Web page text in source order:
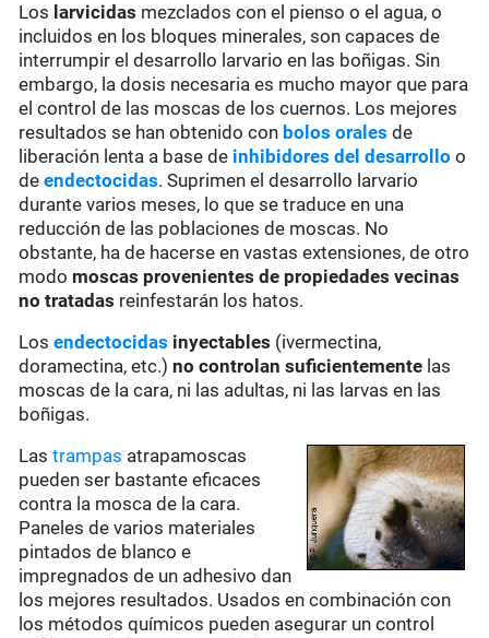
Los larvicidas mezclados con el pienso o el agua, o
incluidos en los bloques minerales, son capaces de
interrumpir el desarrollo larvario en las boñigas. Sin
embargo, la dosis necesaria es mucho mayor que para
el control de las moscas de los cuernos. Los mejores
resultados se han obtenido con bolos orales de
liberación lenta a base de inhibidores del desarrollo o
deendectocidas. Suprimen el desarrollo larvario
durante varios meses, lo que se traduce en una
reducción de las poblaciones de moscas. No
obstante, ha de hacerse en vastas extensiones, de otro
modo moscas provenientes de propiedades vecinas
no tratadas reinfestarán los hatos.
Losendectocidas inyectables (ivermectina,
doramectina, etc.)no controlan suficientemente las
moscas de la cara, ni las adultas, ni las larvas en las
boñigas.
Lastrampas atrapamoscas
pueden ser bastante eficaces
contra la mosca de la cara.
Paneles de varios materiales
pintados de blanco e
impregnados de un adhesivo dan
los mejores resultados. Usados en combinación con
los métodos químicos pueden asegurar un control